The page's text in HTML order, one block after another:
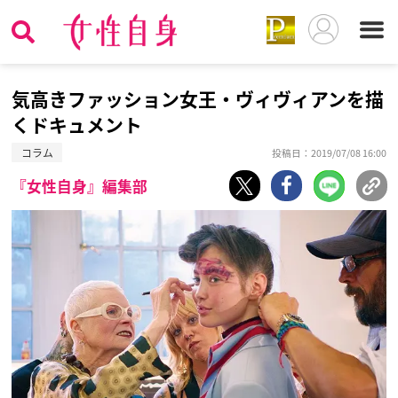
気高きファッション女王・ヴィヴィアンを描
くドキュメント
コラム 投稿日：2019/07/08 16:00
『女性自身』編集部